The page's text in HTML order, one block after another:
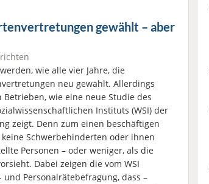
gewählt – aber
wie alle vier Jahre, die
neu gewählt. Allerdings
wie eine neue Studie des
Instituts (WSI) der
zeigt. Denn zum einen beschäftigen
Schwerbehinderten oder ihnen
Personen – oder weniger, als die
Dabei zeigen die vom WSI
Personalrätebefragung, dass –